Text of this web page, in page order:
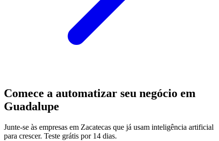
Comece a automatizar seu negócio em
Guadalupe
Junte-se às empresas em Zacatecas que já usam inteligência artificial
para crescer. Teste grátis por 14 dias.